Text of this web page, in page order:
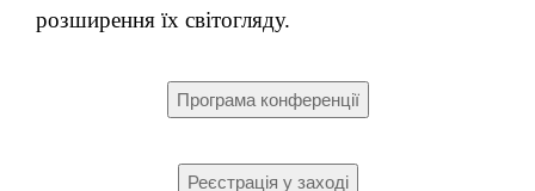
розширення їх світогляду.
Програма конференції
Реєстрація у заході